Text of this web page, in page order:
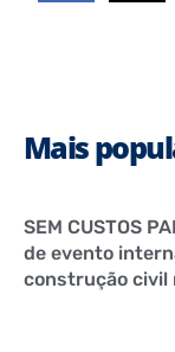
Mais
SEM CUSTOS
de evento
construção civil